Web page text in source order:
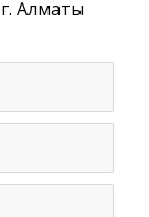
Алматы